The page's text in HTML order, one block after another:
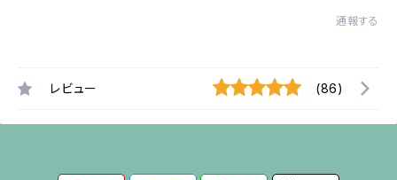
通報する
レビュー (86)